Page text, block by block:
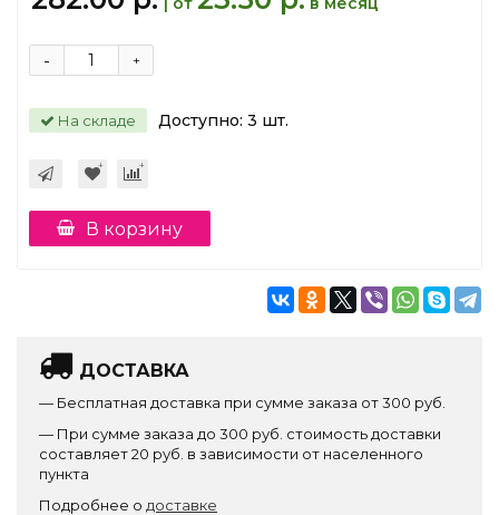
+
-
На складе Доступно: 3 шт.
В корзину
ДОСТАВКА
— Бесплатная доставка при сумме заказа от 300 руб.
— При сумме заказа до 300 руб. стоимость доставки
составляет 20 руб. в зависимости от населенного
пункта
Подробнее о доставке